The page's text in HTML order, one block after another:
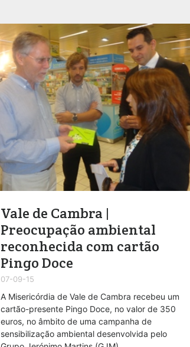
Vale de Cambra |
Preocupação ambiental
reconhecida com cartão
Pingo Doce
07-09-15
A Misericórdia de Vale de Cambra recebeu um
cartão-presente Pingo Doce, no valor de 350
euros, no âmbito de uma campanha de
sensibilização ambiental desenvolvida pelo